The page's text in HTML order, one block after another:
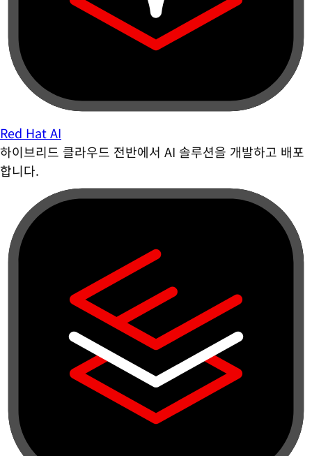
Red Hat AI
하이브리드 클라우드 전반에서 AI 솔루션을 개발하고 배포
합니다.